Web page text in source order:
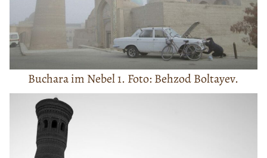
Buchara im Nebel 1. Foto: Behzod Boltayev.